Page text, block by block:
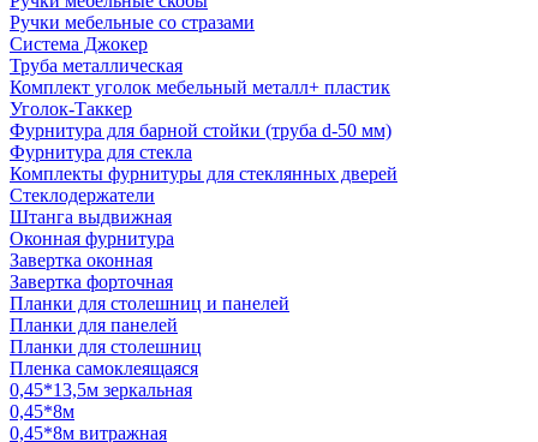
Ручки мебельные со стразами
Система Джокер
Труба металлическая
Комплект уголок мебельный металл+ пластик
Уголок-Таккер
Фурнитура для барной стойки (труба d-50 мм)
Фурнитура для стекла
Комплекты фурнитуры для стеклянных дверей
Стеклодержатели
Штанга выдвижная
Оконная фурнитура
Завертка оконная
Завертка форточная
Планки для столешниц и панелей
Планки для панелей
Планки для столешниц
Пленка самоклеящаяся
0,45*13,5м зеркальная
0,45*8м
0,45*8м витражная